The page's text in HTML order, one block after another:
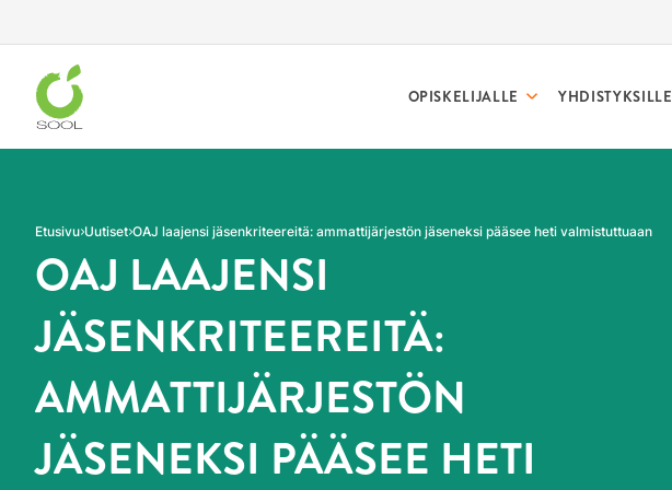
OPISKELIJALLE YHDISTYKSILLE
Etusivu Uutiset OAJ laajensi jäsenkriteereitä: ammattijärjestön jäseneksi pääsee heti valmistuttuaan
OAJ LAAJENSI
JÄSENKRITEEREITÄ:
AMMATTIJÄRJESTÖN
JÄSENEKSI PÄÄSEE HETI